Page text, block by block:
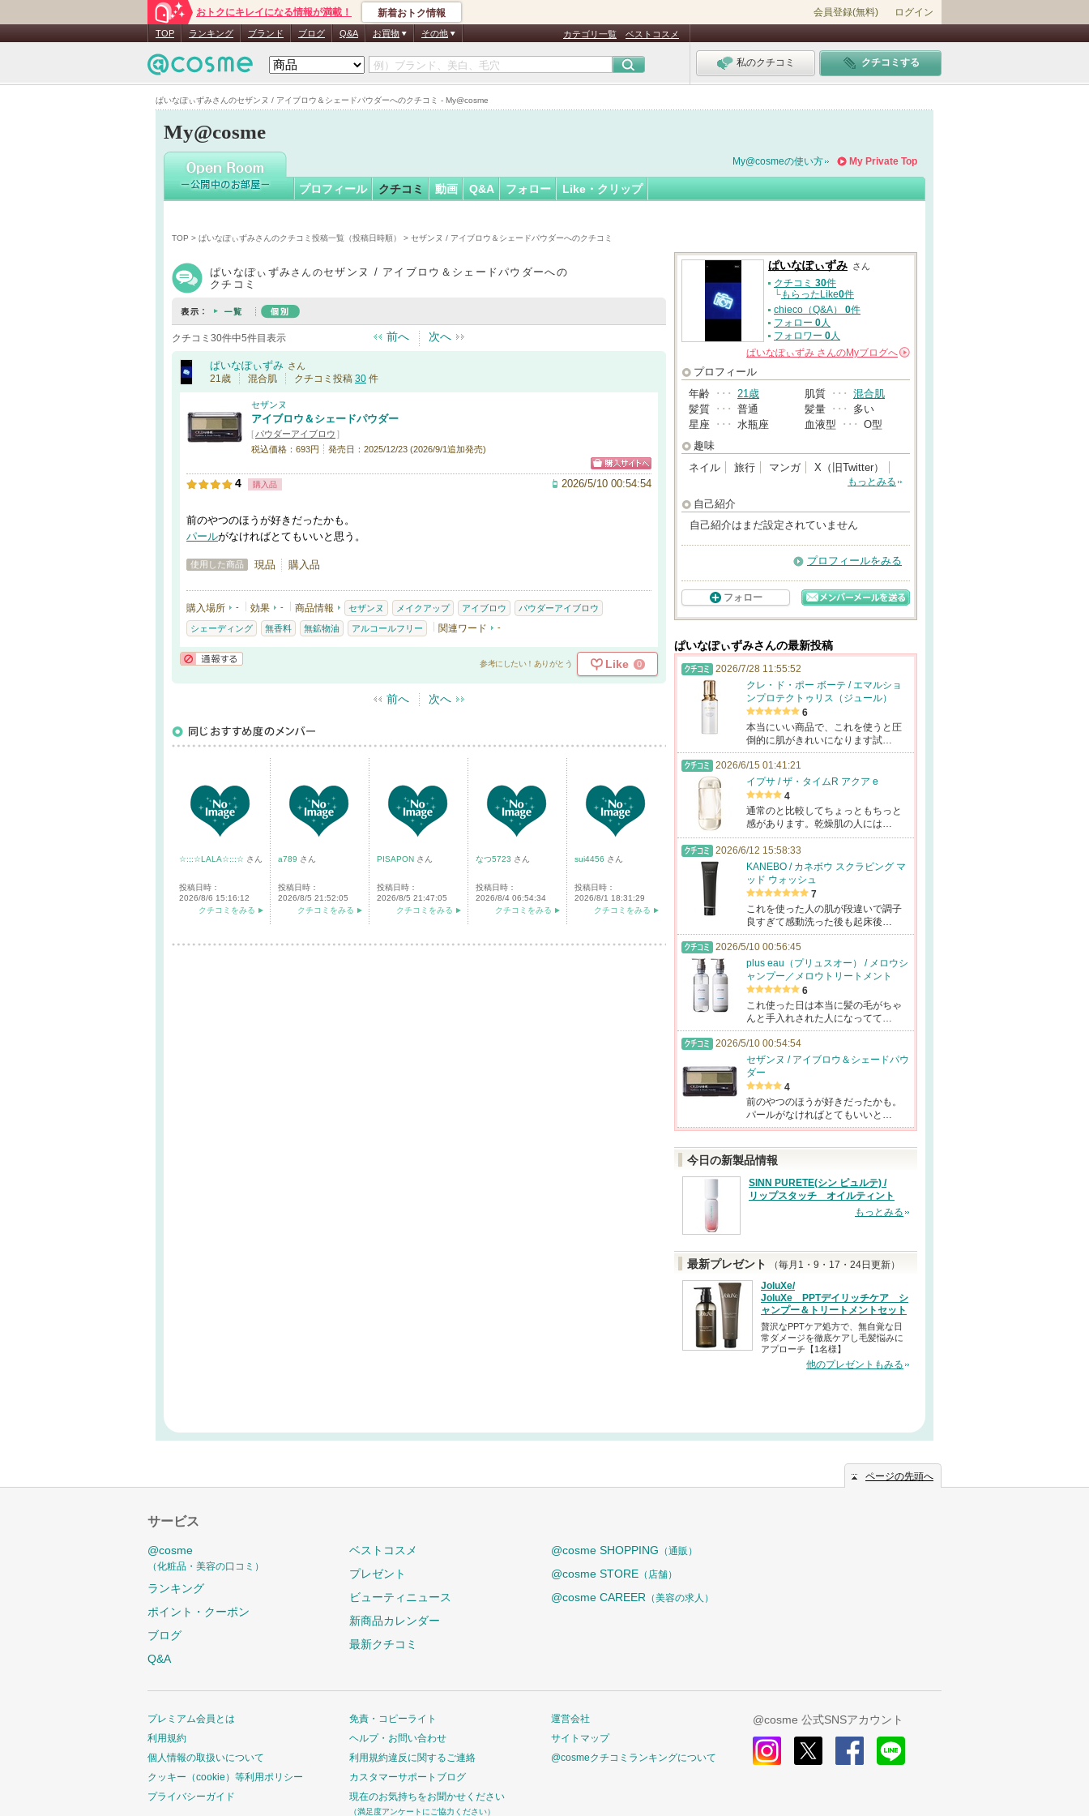
ぱいなぽぃずみさんのセザンヌ / アイブロウ＆シェードパウダーへのクチコミ - My@cosme
おトクにキレイになる情報が満載！ 新着おトク情報 会員登録(無料) ログイン
TOP ランキング ブランド ブログ Q&A お買物 その他 カテゴリ一覧 ベストコスメ
私のクチコミ クチコミする
My@cosme
ぱいなぽぃずみさん
My Private Top
My@cosmeの使い方
プロフィール クチコミ 動画 Q&A フォロー Like・クリップ
TOP > ぱいなぽぃずみさんのクチコミ投稿一覧（投稿日時順） > セザンヌ / アイブロウ＆シェードパウダーへのクチコミ
ぱいなぽぃずみさんのセザンヌ / アイブロウ＆シェードパウダーへの
クチコミ
クチコミ30件中5件目表示 前へ 次へ
ぱいなぽぃずみ さん
21歳 混合肌 クチコミ投稿 30 件
セザンヌ
アイブロウ＆シェードパウダー
[ パウダーアイブロウ ]
税込価格：693円
発売日：2025/12/23 (2026/9/1追加発売)
4 購入品 2026/5/10 00:54:54
前のやつのほうが好きだったかも。
パールがなければとてもいいと思う。
使用した商品 現品 購入品
購入場所 - 効果 - 商品情報 セザンヌ メイクアップ アイブロウ パウダーアイブロウ
シェーディング 無香料 無鉱物油 アルコールフリー 関連ワード -
参考にしたい！ありがとう Like 0
前へ 次へ
☆:::☆LALA☆:::☆ さん
投稿日時：
2026/8/6 15:16:12
クチコミをみる
a789 さん
投稿日時：
2026/8/5 21:52:05
クチコミをみる
PISAPON さん
投稿日時：
2026/8/5 21:47:05
クチコミをみる
なつ5723 さん
投稿日時：
2026/8/4 06:54:34
クチコミをみる
sui4456 さん
投稿日時：
2026/8/1 18:31:29
クチコミをみる
ぱいなぽぃずみ さん
クチコミ 30件
└もらったLike0件
chieco（Q&A） 0件
フォロー 0人
フォロワー 0人
ぱいなぽぃずみ さんのMyブログへ
プロフィール
年齢 ･･･ 21歳 肌質 ･･･ 混合肌
髪質 ･･･ 普通 髪量 ･･･
多い
星座 ･･･ 水瓶座 血液型 ･･･ O型
趣味
ネイル
旅行 マンガ X（旧Twitter）
もっとみる
自己紹介
自己紹介はまだ設定されていません
プロフィールをみる
フォロー
ぱいなぽぃずみさんの最新投稿
2026/7/28 11:55:52
クレ・ド・ポー ボーテ / エマルショ
ンプロテクトゥリス（ジュール）
6
本当にいい商品で、これを使うと圧
倒的に肌がきれいになります試…
2026/6/15 01:41:21
イプサ / ザ・タイムR アクア e
4
通常のと比較してちょっともちっと
感があります。乾燥肌の人には…
2026/6/12 15:58:33
KANEBO / カネボウ スクラビング マ
ッド ウォッシュ
7
これを使った人の肌が段違いで調子
良すぎて感動洗った後も起床後…
2026/5/10 00:56:45
plus eau（プリュスオー） / メロウシ
ャンプー／メロウトリートメント
6
これ使った日は本当に髪の毛がちゃ
んと手入れされた人になってて…
2026/5/10 00:54:54
セザンヌ / アイブロウ＆シェードパウ
ダー
4
前のやつのほうが好きだったかも。
パールがなければとてもいいと…
今日の新製品情報
SINN PURETE(シン ピュルテ) /
リップスタッチ オイルティント
もっとみる
最新プレゼント
（毎月1・9・17・24日更新）
JoluXe/
JoluXe PPTデイリッチケア シ
ャンプー＆トリートメントセット
贅沢なPPTケア処方で、無自覚な日
常ダメージを徹底ケアし毛髪悩みに
アプローチ【1名様】
他のプレゼントもみる
ページの先頭へ
サービス
@cosme
（化粧品・美容の口コミ）
ランキング
ポイント・クーポン
ブログ
Q&A
ベストコスメ
プレゼント
ビューティニュース
新商品カレンダー
最新クチコミ
@cosme SHOPPING （通販）
@cosme STORE （店舗）
@cosme CAREER （美容の求人）
プレミアム会員とは
利用規約
個人情報の取扱いについて
クッキー（cookie）等利用ポリシー
プライバシーガイド
免責・コピーライト
ヘルプ・お問い合わせ
利用規約違反に関するご連絡
カスタマーサポートブログ
現在のお気持ちをお聞かせください
（満足度アンケートにご協力ください）
運営会社
サイトマップ
@cosmeクチコミランキングについて
@cosme 公式SNSアカウント